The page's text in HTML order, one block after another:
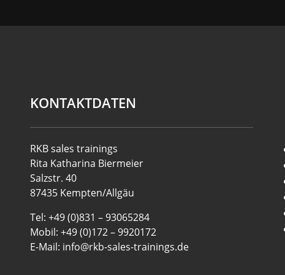
KONTAKTDATEN
RKB sales trainings
Rita Katharina Biermeier
Salzstr. 40
87435 Kempten/Allgäu
Tel: +49 (0)831 – 93065284
Mobil: +49 (0)172 – 9920172
E-Mail: info@rkb-sales-trainings.de